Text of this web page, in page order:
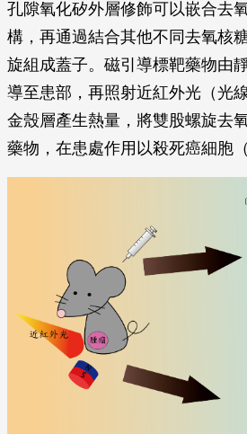
輝教授團隊提供
作為蓋子的去氧核糖核酸有許多
合組成長鏈，並扭成雙股螺旋狀
孔隙氧化矽外層修飾可以嵌合去
構，再通過結合其他不同去氧核
旋組成蓋子。磁引導標靶藥物由
導至患部，再照射近紅外光（光
金殼層產生熱量，將雙股螺旋去
藥物，在患處作用以殺死癌細胞